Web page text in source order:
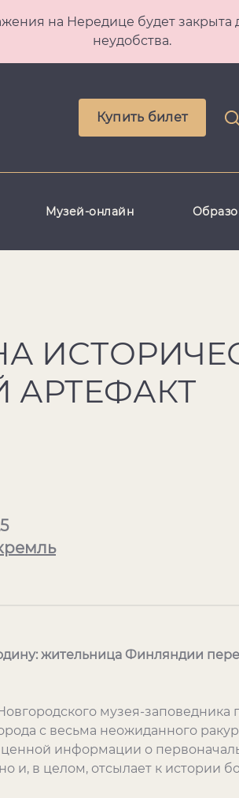
на Нередице будет
неудобства.
Купить билет
Музей-онлайн
АРТЕФАКТ
жительница Финляндии
музея-заповедника
с весьма неожиданного
ценной информации о
и, в целом, отсылает к истории